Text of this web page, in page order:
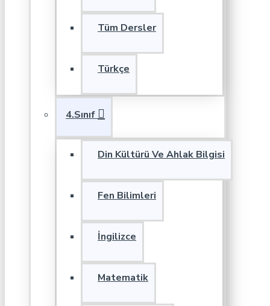
Tüm Dersler
Türkçe
4.Sınıf
Din Kültürü Ve Ahlak Bilgisi
Fen Bilimleri
İngilizce
Matematik